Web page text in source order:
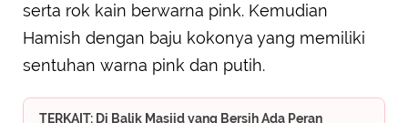
serta rok kain berwarna pink. Kemudian
Hamish dengan baju kokonya yang memiliki
sentuhan warna pink dan putih.
TERKAIT: Di Balik Masjid yang Bersih Ada Peran